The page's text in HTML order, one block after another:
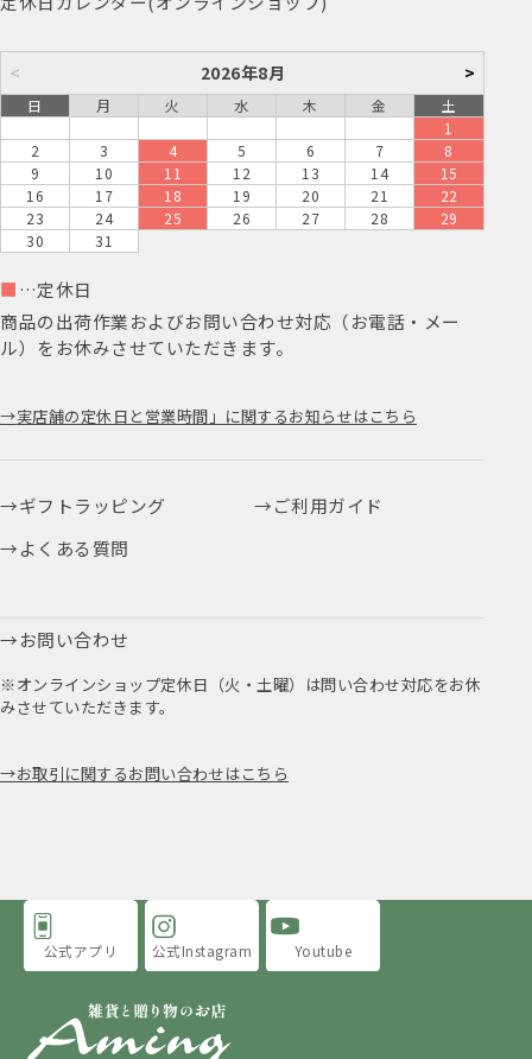
< 2026年8月 >
日 月 火 水 木 金
土
1
2
3 4 5 6 7
8
9
10 11 12 13 14
15
16
17 18 19 20 21
22
23
24 25 26 27 28
29
30
31
■ …定休日
商品の出荷作業およびお問い合わせ対応（お電話・メー
ル）をお休みさせていただきます。
実店舗の定休日と営業時間」に関するお知らせはこちら
ギフトラッピング
ご利用ガイド
よくある質問
お問い合わせ
※オンラインショップ定休日（火・土曜）は問い合わせ対応をお休
みさせていただきます。
お取引に関するお問い合わせはこちら
公式アプリ 公式Instagram Youtube